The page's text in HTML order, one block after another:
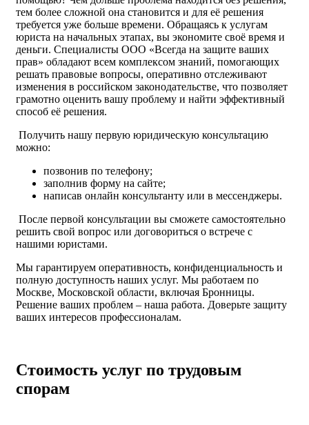
тем более сложной она становится и для её решения
требуется уже больше времени. Обращаясь к услугам
юриста на начальных этапах, вы экономите своё время и
деньги. Специалисты ООО «Всегда на защите ваших
прав» обладают всем комплексом знаний, помогающих
решать правовые вопросы, оперативно отслеживают
изменения в российском законодательстве, что позволяет
грамотно оценить вашу проблему и найти эффективный
способ её решения.
Получить нашу первую юридическую консультацию
можно:
позвонив по телефону;
заполнив форму на сайте;
написав онлайн консультанту или в мессенджеры.
После первой консультации вы сможете самостоятельно
решить свой вопрос или договориться о встрече с
нашими юристами.
Мы гарантируем оперативность, конфиденциальность и
полную доступность наших услуг. Мы работаем по
Москве, Московской области, включая Бронницы.
Решение ваших проблем – наша работа. Доверьте защиту
ваших интересов профессионалам.
Стоимость услуг по трудовым
спорам